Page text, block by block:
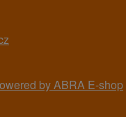
by ABRA E-shop